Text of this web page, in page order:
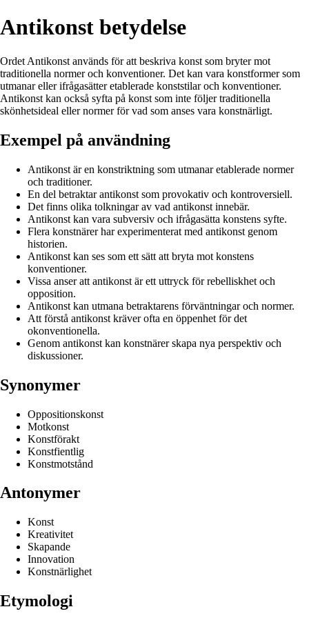
Antikonst betydelse
Ordet Antikonst används för att beskriva konst som bryter mot
traditionella normer och konventioner. Det kan vara konstformer som
utmanar eller ifrågasätter etablerade konststilar och konventioner.
Antikonst kan också syfta på konst som inte följer traditionella
skönhetsideal eller normer för vad som anses vara konstnärligt.
Exempel på användning
Antikonst är en konstriktning som utmanar etablerade normer
och traditioner.
En del betraktar antikonst som provokativ och kontroversiell.
Det finns olika tolkningar av vad antikonst innebär.
Antikonst kan vara subversiv och ifrågasätta konstens syfte.
Flera konstnärer har experimenterat med antikonst genom
historien.
Antikonst kan ses som ett sätt att bryta mot konstens
konventioner.
Vissa anser att antikonst är ett uttryck för rebelliskhet och
opposition.
Antikonst kan utmana betraktarens förväntningar och normer.
Att förstå antikonst kräver ofta en öppenhet för det
okonventionella.
Genom antikonst kan konstnärer skapa nya perspektiv och
diskussioner.
Synonymer
Oppositionskonst
Motkonst
Konstförakt
Konstfientlig
Konstmotstånd
Antonymer
Konst
Kreativitet
Skapande
Innovation
Konstnärlighet
Etymologi